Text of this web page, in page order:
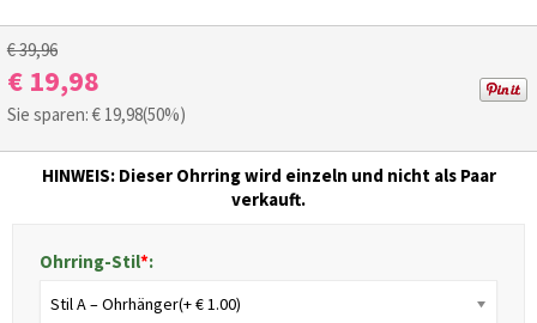
€ 39,96
€ 19,98
Sie sparen: € 19,98(50%)
HINWEIS: Dieser Ohrring wird einzeln und nicht als Paar
verkauft.
Ohrring-Stil*:
Stil A – Ohrhänger(+ € 1.00)